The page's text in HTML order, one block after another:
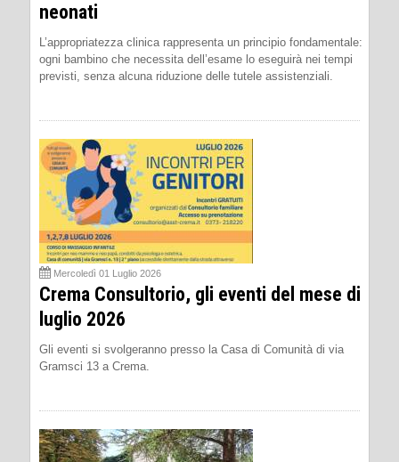
neonati
L’appropriatezza clinica rappresenta un principio fondamentale:
ogni bambino che necessita dell’esame lo eseguirà nei tempi
previsti, senza alcuna riduzione delle tutele assistenziali.
Mercoledì 01 Luglio 2026
Crema Consultorio, gli eventi del mese di
luglio 2026
Gli eventi si svolgeranno presso la Casa di Comunità di via
Gramsci 13 a Crema.